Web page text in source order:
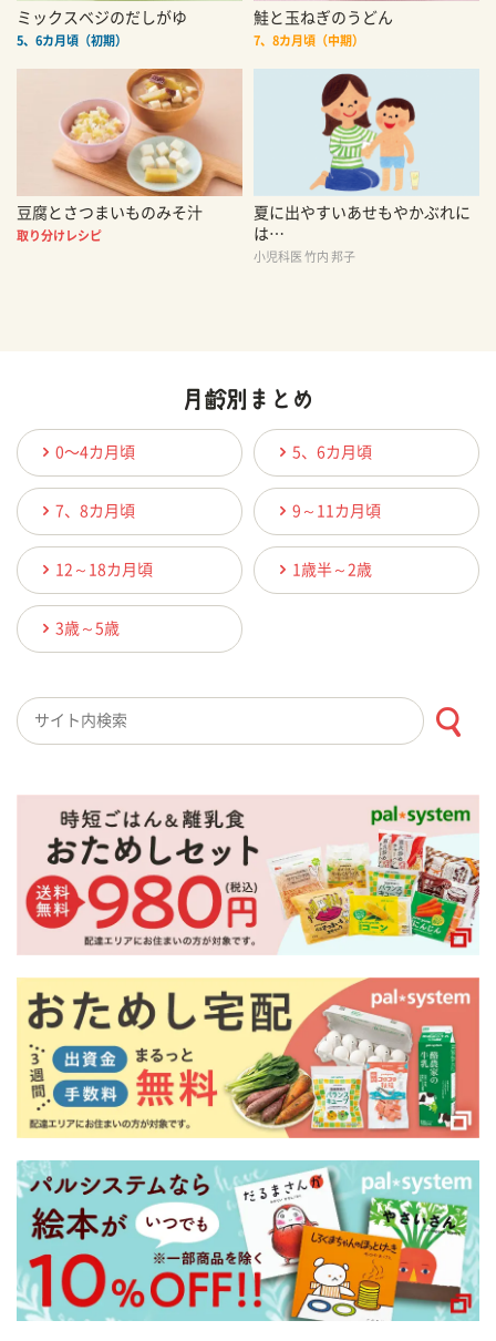
ミックスベジのだしがゆ
5、6カ月頃（初期）
鮭と玉ねぎのうどん
7、8カ月頃（中期）
豆腐とさつまいものみそ汁
取り分けレシピ
夏に出やすいあせもやかぶれに
は…
小児科医 竹内 邦子
0〜4カ月頃 5、6カ月頃
7、8カ月頃 9～11カ月頃
12～18カ月頃 1歳半～2歳
3歳～5歳
検索キーワード入力